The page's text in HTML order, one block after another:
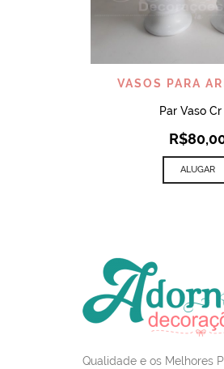
VASOS PARA
Par Vaso Cr
R$
ALUGAR
Qualidade e os Melhores